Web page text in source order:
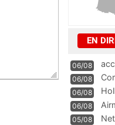
EN
06/08
06/08
06/08
06/08
05/08